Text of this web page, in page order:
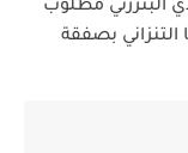
البنزرتي مطلوب
بصفقة